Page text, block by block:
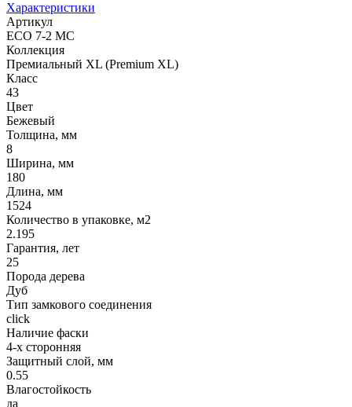
Характеристики
Артикул
ECO 7-2 MC
Коллекция
Премиальный XL (Premium XL)
Класс
43
Цвет
Бежевый
Толщина, мм
8
Ширина, мм
180
Длина, мм
1524
Количество в упаковке, м2
2.195
Гарантия, лет
25
Порода дерева
Дуб
Тип замкового соединения
click
Наличие фаски
4-х сторонняя
Защитный слой, мм
0.55
Влагостойкость
да